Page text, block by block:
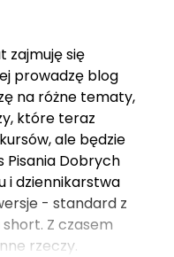
zajmuję się
prowadzę blog
na różne tematy,
które teraz
ale będzie
Pisania Dobrych
i dziennikarstwa
- standard z
Z czasem
rzeczy.